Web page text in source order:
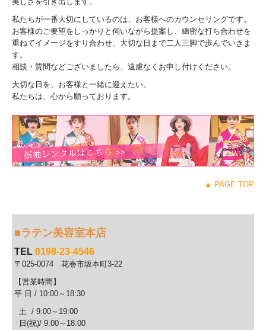
私たちが一番大切にしているのは、お客様へのカウンセリングです。
お客様のご要望をしっかりと伺いながら提案し、綿密な打ち合わせを
重ねてイメージをすり合わせ、大切な日まで二人三脚で歩んでいきま
す。
相談・質問などございましたら、遠慮なくお申し付けください。
大切な日を、お客様と一緒に迎えたい。
私たちは、心から願っております。
▲ PAGE TOP
■ラテン美容室本店
TEL0198-23-4546
〒025-0074 花巻市坂本町3-22
【営業時間】
平 日 / 10:00～18:30
土 / 9:00～19:00
日(祝)/ 9:00～18:00